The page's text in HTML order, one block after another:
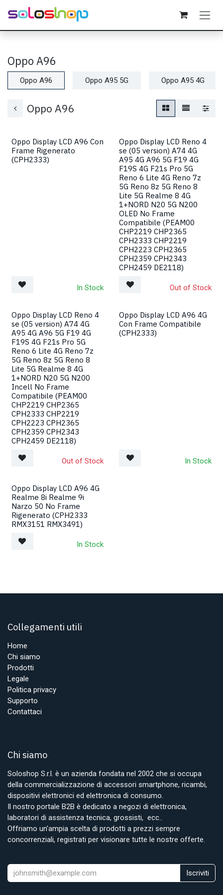
Passa al contenuto
Oppo A96
Oppo A96 Oppo A95 5G Oppo A95 4G
Oppo A96
Oppo Display LCD A96 Con
Frame Rigenerato
(CPH2333)
In Stock
Oppo Display LCD Reno 4
se (05 version) A74 4G
A95 4G A96 5G F19 4G
F19S 4G F21s Pro 5G
Reno 6 Lite 4G Reno 7z
5G Reno 8z 5G Reno 8
Lite 5G Realme 8 4G
1+NORD N20 5G N200
OLED No Frame
Compatibile (PEAM00
CHP2219 CHP2365
CPH2333 CHP2219
CPH2223 CPH2365
CPH2359 CPH2343
CPH2459 DE2118)
Out of Stock
Oppo Display LCD Reno 4
se (05 version) A74 4G
A95 4G A96 5G F19 4G
F19S 4G F21s Pro 5G
Reno 6 Lite 4G Reno 7z
5G Reno 8z 5G Reno 8
Lite 5G Realme 8 4G
1+NORD N20 5G N200
Incell No Frame
Compatibile (PEAM00
CHP2219 CHP2365
CPH2333 CHP2219
CPH2223 CPH2365
CPH2359 CPH2343
CPH2459 DE2118)
Out of Stock
Oppo Display LCD A96 4G
Con Frame Compatibile
(CPH2333)
In Stock
Oppo Display LCD A96 4G
Realme 8i Realme 9i
Narzo 50 No Frame
Rigenerato (CPH2333
RMX3151 RMX3491)
In Stock
Collegamenti utili
Home
Chi siamo
Prodotti
Legale
Politica privacy
Supporto
Contattaci
Chi siamo
Soloshop S.r.l. è un azienda fondata nel 2002 che si occupa
della commercializzazione di accessori smartphone, ricambi,
dispositivi elettronici ed elettronica di consumo.
Il nostro portale B2B è dedicato a negozi di elettronica,
laboratori di assistenza tecnica, grossisti, ecc..
Offriamo un'ampia scelta di prodotti a prezzi sempre
concorrenziali, registrati per visionare tutte le nostre offerte.
Iscriviti